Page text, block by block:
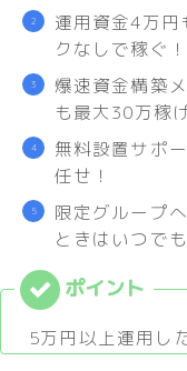
運用資金4万
クなしで稼ぐ！
爆速資金構築
も最大30万稼
無料設置サポ
任せ！
限定グループ
ときはいつで
5万円以上運用し